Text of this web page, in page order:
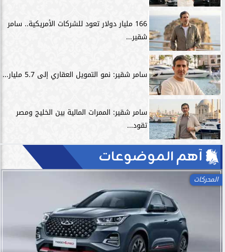
166 مليار دولار تعود للشركات الأمريكية.. سامر
شقير...
سامر شقير: نمو التمويل العقاري إلى 5.7 مليار...
سامر شقير: الممرات المالية بين الخليج ومصر
تقود...
آهم الموضوعات
المحركات